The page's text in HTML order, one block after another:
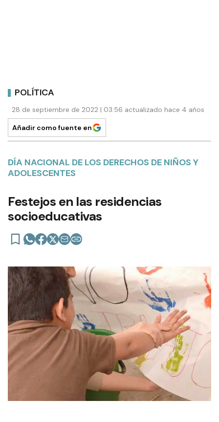
POLÍTICA
28 de septiembre de 2022 | 03:56 actualizado hace 4 años
Añadir como fuente en
DÍA NACIONAL DE LOS DERECHOS DE NIÑOS Y
ADOLESCENTES
Festejos en las residencias
socioeducativas